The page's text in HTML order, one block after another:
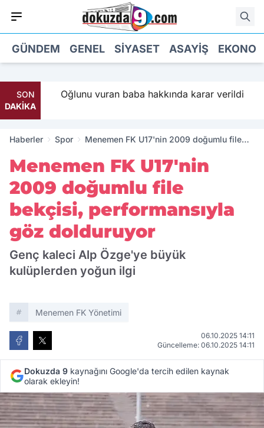
GÜNDEM GENEL SIYASET ASAYIŞ
SON
DAKİKA
Parti Oğlunu vuran baba hakkında karar verildi
Haberler Spor
Menemen FK U17'nin 2009 doğumlu file
Menemen FK U17'nin
2009 doğumlu file
bekçisi, performansıyla
göz dolduruyor
Genç kaleci Alp Özge'ye büyük
kulüplerden yoğun ilgi
Menemen FK Yönetimi
06.10.2025 14:11
Güncelleme: 06.10.2025 14:11
Dokuzda 9 kaynağını Google'da tercih edilen kaynak
olarak ekleyin!